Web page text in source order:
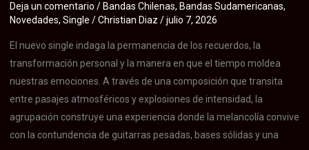
nuevo
Deja un comentario / Bandas Chilenas, Bandas Sudamericanas,
Novedades, Single /Christian Diaz /julio 7, 2026
El nuevo single indaga la permanencia de los recuerdos, la
transformación personal y la manera en que el tiempo moldea
nuestras emociones. A través de una composición que transita
entre pasajes atmosféricos y explosiones de intensidad, la
agrupación construye una experiencia donde la melancolía convive
con la contundencia de guitarras pesadas, bases sólidas y una